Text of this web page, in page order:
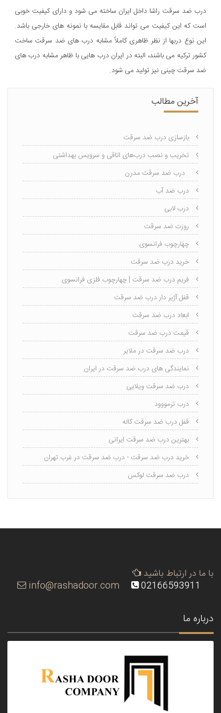
درب ضد سرقت راشا داخل ایران ساخته می شود و دارای کیفیت خوبی
است که این کیفیت می تواند قابل مقایسه با نمونه های خارجی باشد.
اين نوع دربها از نظر ظاهری کاملاً مشابه درب های ضد سرقت ساخت
کشور ترکیه می باشند، البته در ایران درب هایی با ظاهر مشابه درب های
ضد سرقت چینی نیز تولید می شود.
آخرین مطالب
بازسازی درب ضد سرقت
تخریب و نصب درب‌های اتاقی و سرویس بهداشتی
درب ضد سرقت مدرن
درب ضد آب
درب لابی
روزت ضد سرقت
چهارچوب فرانسوی
خرید درب ضد سرقت
فریم درب ضد سرقت | چهارچوب فلزی فرانسوی
قفل آژیر دار درب ضد سرقت
ابعاد درب ضد سرقت
قیمت درب ضد سرقت
درب ضد سرقت در ملایر
نمایندگی های درب ضد سرقت در ایران
درب ضد سرقت ویلایی
درب ترمووود
قفل درب ضد سرقت کاله
بهترین درب ضد سرقت ایرانی
خرید درب ضد سرقت - درب ضد سرقت در غرب تهران
درب ضد سرقت لوکس
با ما در ارتباط باشید
02166593911
info@rashadoor.com
درباره ما